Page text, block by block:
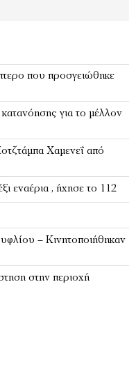
που προσγειώθηκε
για το μέλλον
Χαμενεΐ από
εναέρια , ήχησε το 112
– Κινητοποιήθηκαν
στην περιοχή